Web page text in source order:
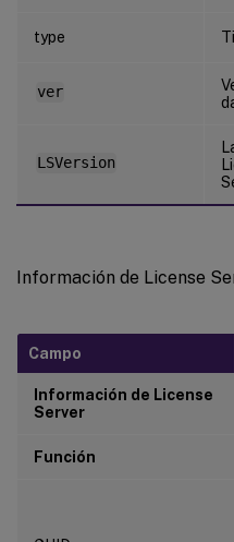
type
ver
LSVersion
Información de License
Campo
Información de License
Server
Función